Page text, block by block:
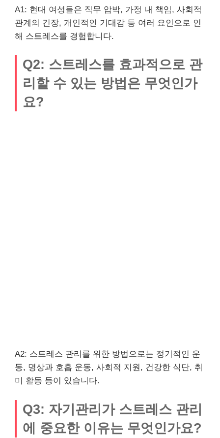
A1: 현대 여성들은 직무 압박, 가정 내 책임, 사회적
관계의 긴장, 개인적인 기대감 등 여러 요인으로 인
해 스트레스를 경험합니다.
Q2: 스트레스를 효과적으로 관
리할 수 있는 방법은 무엇인가
요?
A2: 스트레스 관리를 위한 방법으로는 정기적인 운
동, 명상과 호흡 운동, 사회적 지원, 건강한 식단, 취
미 활동 등이 있습니다.
Q3: 자기관리가 스트레스 관리
에 중요한 이유는 무엇인가요?